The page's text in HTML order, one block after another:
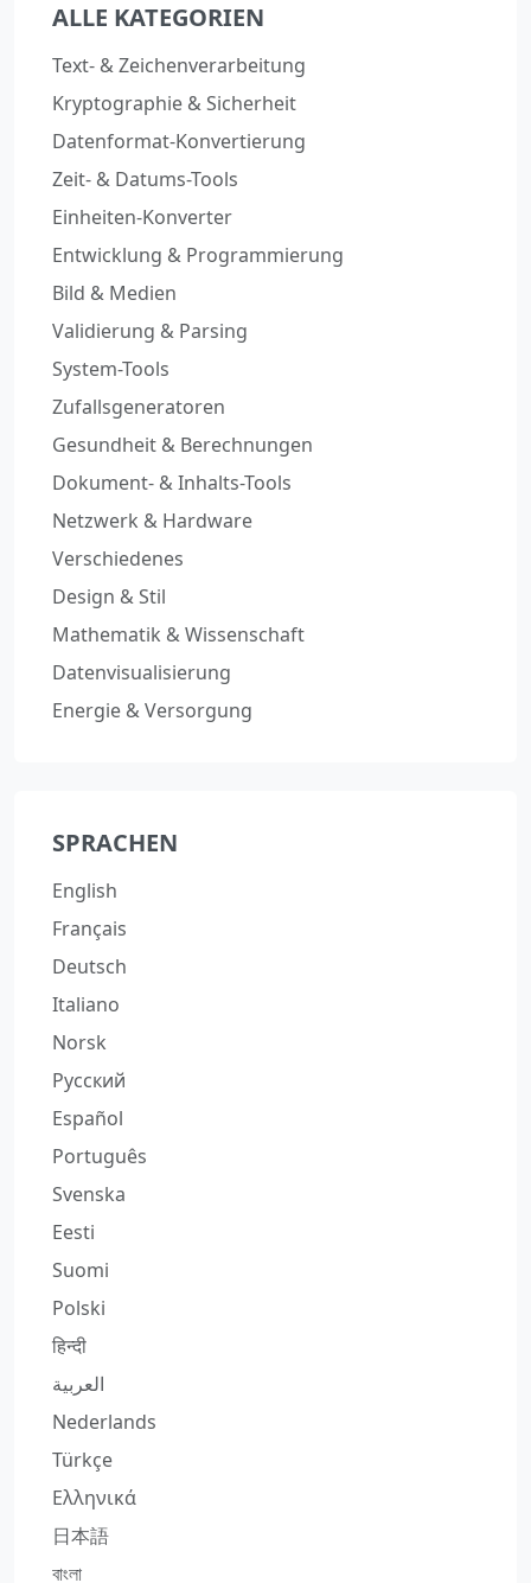
ALLE KATEGORIEN
Text- & Zeichenverarbeitung
Kryptographie & Sicherheit
Datenformat-Konvertierung
Zeit- & Datums-Tools
Einheiten-Konverter
Entwicklung & Programmierung
Bild & Medien
Validierung & Parsing
System-Tools
Zufallsgeneratoren
Gesundheit & Berechnungen
Dokument- & Inhalts-Tools
Netzwerk & Hardware
Verschiedenes
Design & Stil
Mathematik & Wissenschaft
Datenvisualisierung
Energie & Versorgung
SPRACHEN
English
Français
Deutsch
Italiano
Norsk
Русский
Español
Português
Svenska
Eesti
Suomi
Polski
हिन्दी
العربية
Nederlands
Türkçe
Ελληνικά
日本語
বাংলা